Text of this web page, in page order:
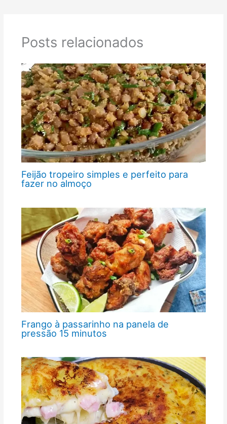
Posts relacionados
Feijão tropeiro simples e perfeito para
fazer no almoço
Frango à passarinho na panela de
pressão 15 minutos